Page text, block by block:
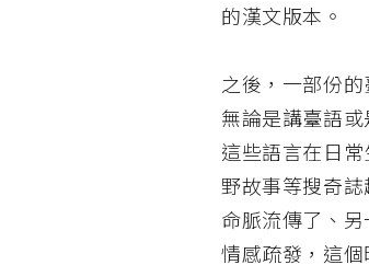
的漢文版本。
之後，一部份
無論是講臺語
這些語言在日
野故事等搜奇
命脈流傳了、
情感疏發，這